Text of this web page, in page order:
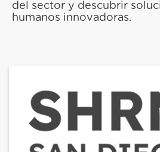
del sector y descubrir
humanos innovadoras.